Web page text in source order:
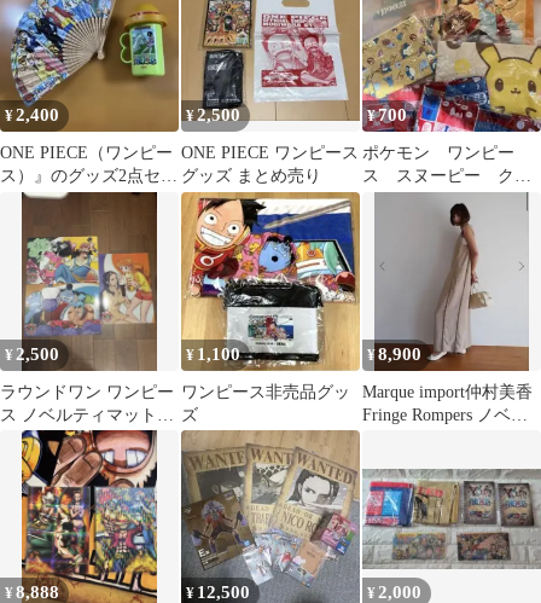
¥2,400
ONE PIECE（ワンピー
ス）』のグッズ2点セッ
ト。
¥2,500
ONE PIECE ワンピース
グッズ まとめ売り
¥700
ポケモン ワンピー
ス スヌーピー クジ
ラ夜の街トートバッ
グ ポーチ6個まとめ
¥ 2,500
ラウンドワン ワンピー
ス ノベルティマット3
枚 セット ナミ&ロビン
シール付き
¥ 1,100
ワンピース非売品グッ
ズ
¥8,900
Marque import仲村美香
Fringe Rompers ノベル
¥8,888 ¥ 12,500 ¥ 2,000